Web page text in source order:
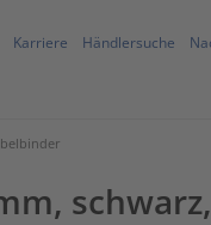
Karriere Händlersuche